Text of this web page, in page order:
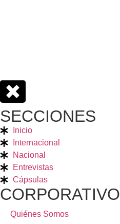
SECCIONES
Inicio
Internacional
Nacional
Entrevistas
Cápsulas
CORPORATIVO
Quiénes Somos